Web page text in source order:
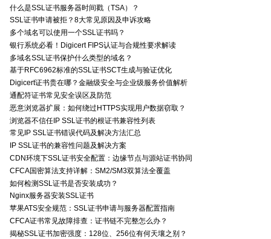
什么是SSL证书服务器时间戳（TSA）？
SSL证书申请被拒？8大常见原因及申诉攻略
多个域名可以使用一个SSL证书吗？
银行系统必看！Digicert FIPS认证与合规性要求解读
多域名SSL证书保护什么类型的域名？
基于RFC6962标准的SSL证书SCT生成与验证优化
Digicert证书贵在哪？金融级安全与企业级服务价值解析
通配符证书常见安全误区及防范
恶意浏览器扩展：如何绕过HTTPS实现用户数据窃取？
浏览器不信任IP SSL证书的根证书兼容性列表
常见IP SSL证书错误代码及解决方法汇总
IP SSL证书的兼容性问题及解决方案
CDN环境下SSL证书安全配置：边缘节点与源站证书协同
CFCA国密算法支持详解：SM2/SM3双算法全覆盖
如何检测SSL证书是否安装成功？
Nginx服务器安装SSL证书
苹果ATS安全规范：SSL证书申请与服务器配置指南
CFCA证书常见故障排查：证书链不完整怎么办？
揭秘SSL证书加密强度：128位、256位有何天壤之别？